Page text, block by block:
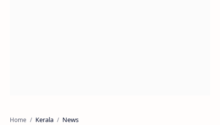
Home Kerala News